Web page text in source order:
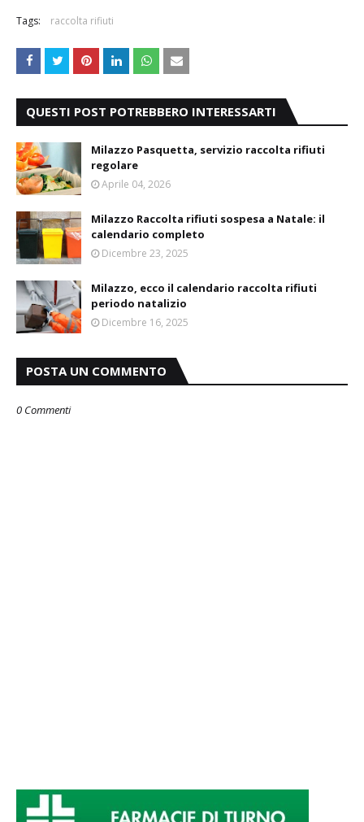
Tags: raccolta rifiuti
QUESTI POST POTREBBERO INTERESSARTI
Milazzo Pasquetta, servizio raccolta rifiuti
regolare
Aprile 04, 2026
Milazzo Raccolta rifiuti sospesa a Natale: il
calendario completo
Dicembre 23, 2025
Milazzo, ecco il calendario raccolta rifiuti
periodo natalizio
Dicembre 16, 2025
POSTA UN COMMENTO
0 Commenti